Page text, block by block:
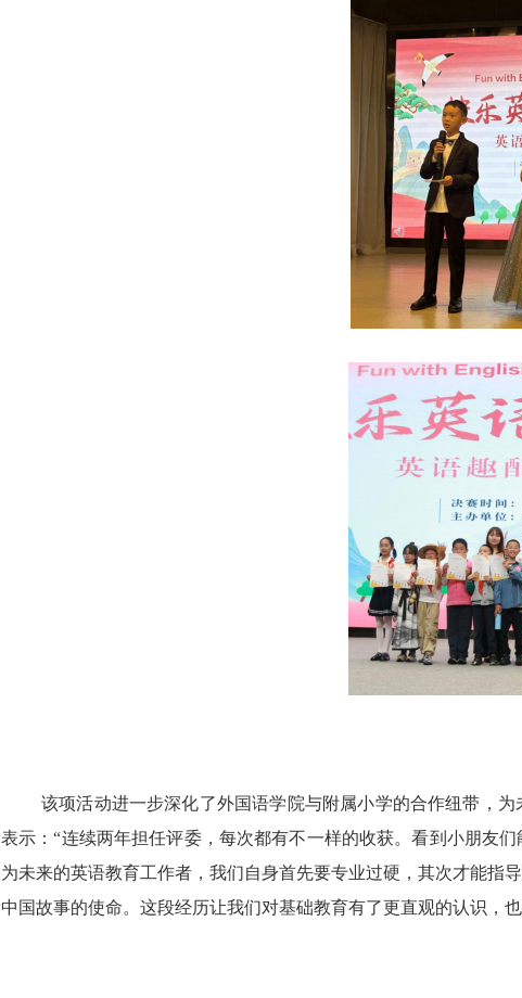
该项活动进一步深化了外国语学院与附属小学的合作纽带，
表示：“连续两年担任评委，每次都有不一样的收获。看到小朋友
为未来的英语教育工作者，我们自身首先要专业过硬，其次才能指
中国故事的使命。这段经历让我们对基础教育有了更直观的认识，